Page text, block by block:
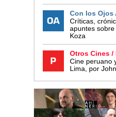
Con los Ojos
Críticas,
apuntes
Koza
Otros Cines /
Cine peruano
Lima, por